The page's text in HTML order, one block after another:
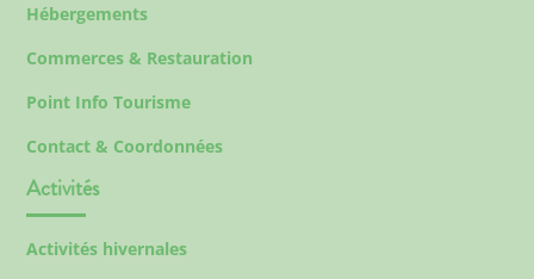
Hébergements
Commerces & Restauration
Point Info Tourisme
Contact & Coordonnées
Activités
Activités hivernales